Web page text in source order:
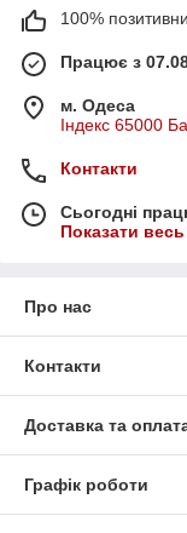
100%
Працює з
м. Одеса
Індекс 65000
Контакти
Сьогодні
Показати
Про нас
Контакти
Доставка та
Графік роботи